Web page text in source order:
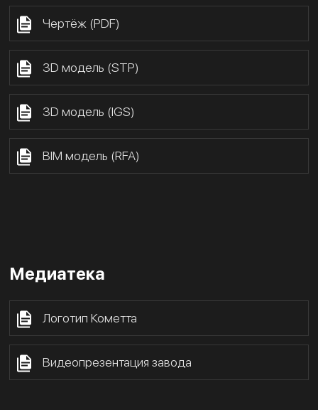
Чертёж (PDF)
3D модель (STP)
3D модель (IGS)
BIM модель (RFA)
Медиатека
Логотип Кометта
Видеопрезентация завода